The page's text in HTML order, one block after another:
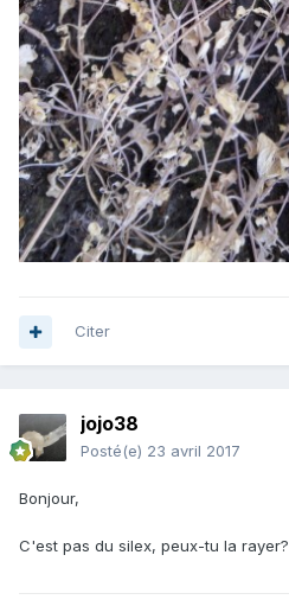
Citer
jojo38
Posté(e) 23 avril 2017
Bonjour,
C'est pas du silex, peux-tu la rayer?